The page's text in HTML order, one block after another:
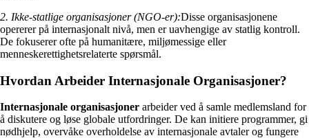
2. Ikke-statlige organisasjoner (NGO-er):Disse organisasjonene
opererer på internasjonalt nivå, men er uavhengige av statlig kontroll.
De fokuserer ofte på humanitære, miljømessige eller
menneskerettighetsrelaterte spørsmål.
Hvordan Arbeider Internasjonale Organisasjoner?
Internasjonale organisasjoner arbeider ved å samle medlemsland for
å diskutere og løse globale utfordringer. De kan initiere programmer, gi
nødhjelp, overvåke overholdelse av internasjonale avtaler og fungere